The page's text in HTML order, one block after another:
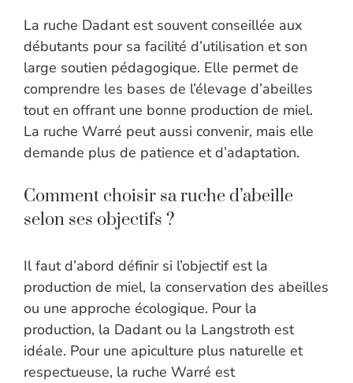
La ruche Dadant est souvent conseillée aux
débutants pour sa facilité d’utilisation et son
large soutien pédagogique. Elle permet de
comprendre les bases de l’élevage d’abeilles
tout en offrant une bonne production de miel.
La ruche Warré peut aussi convenir, mais elle
demande plus de patience et d’adaptation.
Comment choisir sa ruche d’abeille
selon ses objectifs ?
Il faut d’abord définir si l’objectif est la
production de miel, la conservation des abeilles
ou une approche écologique. Pour la
production, la Dadant ou la Langstroth est
idéale. Pour une apiculture plus naturelle et
respectueuse, la ruche Warré est